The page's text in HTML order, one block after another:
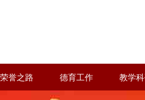
荣誉之路 德育工作 教学